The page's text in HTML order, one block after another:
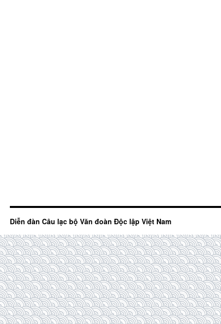
Diễn đàn Câu lạc bộ Văn đoàn Độc lập Việt Nam